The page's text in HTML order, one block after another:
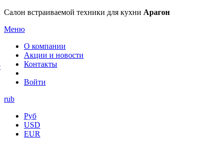
Салон встраиваемой техники для кухни Арагон
Меню
О компании
Акции и новости
Контакты
Войти
rub
Руб
USD
EUR